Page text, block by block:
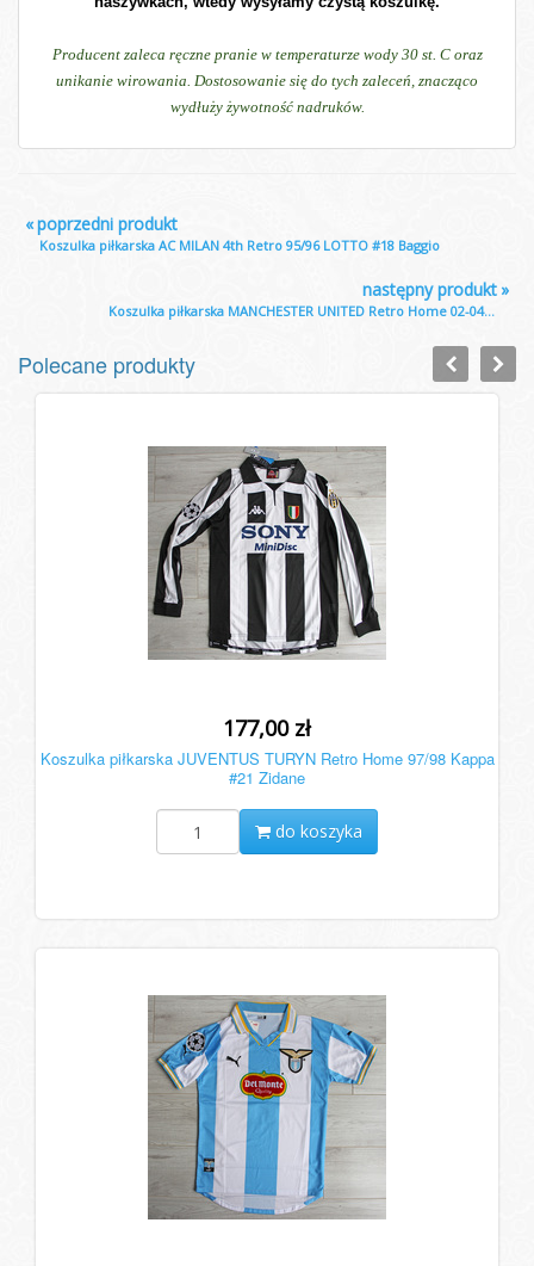
Producent zaleca ręczne pranie w temperaturze wody 30 st. C oraz
unikanie wirowania. Dostosowanie się do tych zaleceń, znacząco
wydłuży żywotność nadruków.
«poprzedni produkt
Koszulka piłkarska AC MILAN 4th Retro 95/96 LOTTO #18 Baggio
»
następny produkt
Koszulka piłkarska MANCHESTER UNITED Retro Home 02-04...
Polecane produkty
177,00 zł
Koszulka piłkarska JUVENTUS TURYN Retro Home 97/98 Kappa
#21 Zidane
do koszyka